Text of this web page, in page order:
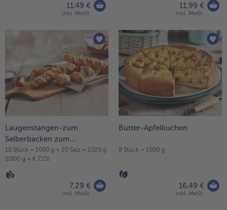
11,49 €
inkl. MwSt.
11,99 €
inkl. MwSt.
Laugenstangen-zum
Selberbacken zum
Selberbacken
10 Stück = 1000 g + 20 Salz = 1020 g
(1000 g = € 7,15)
7,29 €
inkl. MwSt.
Butter-Apfelkuchen
8 Stück = 1000 g
16,49 €
inkl. MwSt.